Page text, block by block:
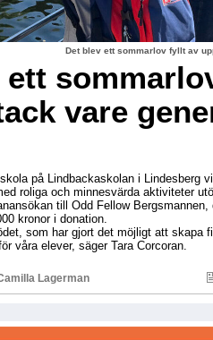
Det blev ett sommarlov fyllt av
vare
på Lindbackaskolan i Lindesberg
roliga och minnesvärda aktiviteter
till Odd Fellow Bergsmannen,
kronor i donation.
som har gjort det möjligt att skapa
våra elever, säger Tara Corcoran.
Lagerman